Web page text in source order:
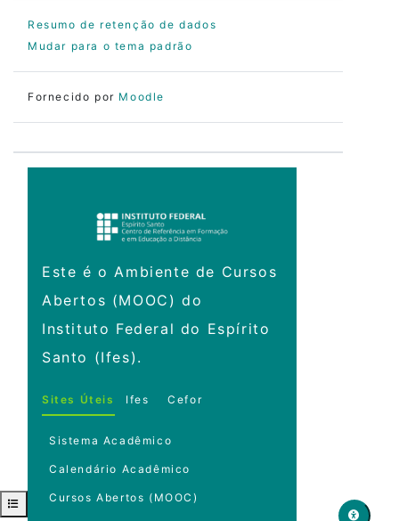
Abrir índice do curso
Resumo de retenção de dados
Mudar para o tema padrão
Fornecido por Moodle
Este é o Ambiente de Cursos
Abertos (MOOC) do
Instituto Federal do Espírito
Santo (Ifes).
Sites Úteis Ifes Cefor
Sistema Acadêmico
Calendário Acadêmico
Cursos Abertos (MOOC)